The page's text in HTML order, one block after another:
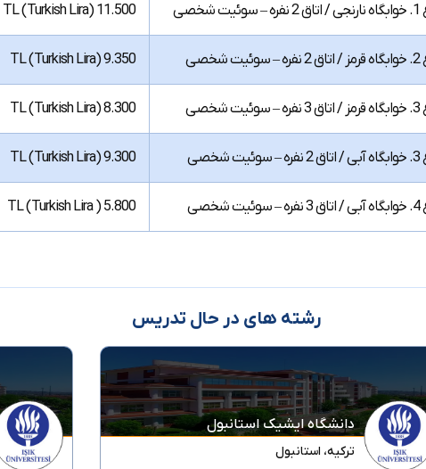
شخصی 11.500 TL (Turkish Lira)
شخصی 9.350 TL (Turkish Lira)
شخصی 8.300 TL (Turkish Lira)
شخصی 9.300 TL (Turkish Lira)
شخصی 5.800 TL (Turkish Lira )
رشته های در حال تدریس
دانشگاه ایشیک استانبول
ترکیه، استانبول